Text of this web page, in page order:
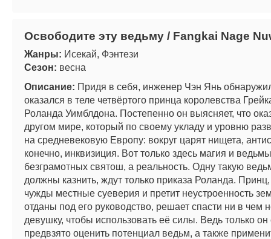
Освободите эту ведьму / Fangkai Nage
Жанры: Исекай, Фэнтези
Сезон: весна
Описание: Придя в себя, инженер Чэн Янь
оказался в теле четвёртого принца королевства
Роланда Уимблдона. Постепенно он выясняет, что
другом мире, который по своему укладу и уровню
на средневековую Европу: вокруг царят нищета,
конечно, инквизиция. Вот только здесь магия и
безграмотных святош, а реальность. Одну такую
должны казнить, ждут только приказа Роланда.
чужды местные суеверия и претит неустроенность
отданы под его руководство, решает спасти ни в чем
девушку, чтобы использовать её силы. Ведь только
предвзято оценить потенциал ведьм, а также